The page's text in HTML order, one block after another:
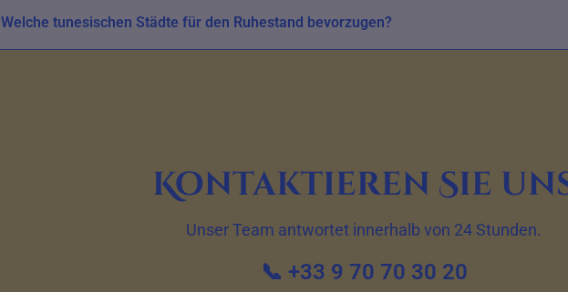
Welche tunesischen Städte für den Ruhestand bevorzugen?
Kontaktieren Sie
Unser Team antwortet innerhalb von 24 Stunden.
📞 +33 9 70 70 30 20